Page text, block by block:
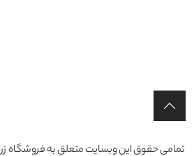
تمامی حقوق این وبسایت متعلق به فروشگاه